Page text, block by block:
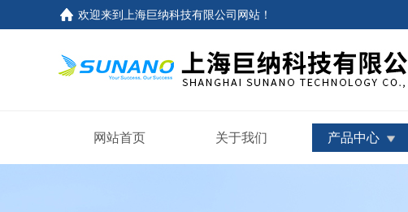
欢迎来到 上海巨纳科技有限公司网站 ！
网站首页 关于我们 产品中心